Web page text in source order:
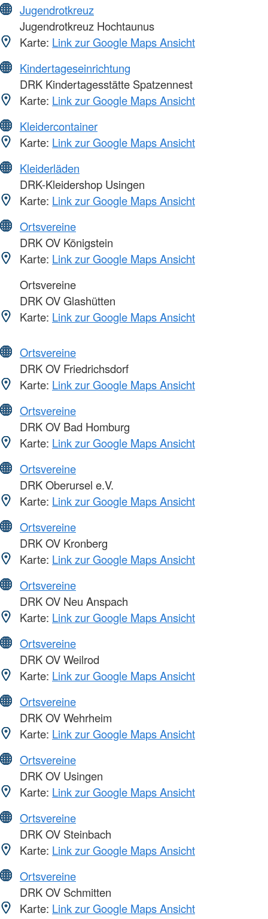
Jugendrotkreuz
Jugendrotkreuz Hochtaunus
Karte: Link zur Google Maps Ansicht
Kindertageseinrichtung
DRK Kindertagesstätte Spatzennest
Karte: Link zur Google Maps Ansicht
Kleidercontainer
Karte: Link zur Google Maps Ansicht
Kleiderläden
DRK-Kleidershop Usingen
Karte: Link zur Google Maps Ansicht
Ortsvereine
DRK OV Königstein
Karte: Link zur Google Maps Ansicht
Ortsvereine
DRK OV Glashütten
Karte: Link zur Google Maps Ansicht
Ortsvereine
DRK OV Friedrichsdorf
Karte: Link zur Google Maps Ansicht
Ortsvereine
DRK OV Bad Homburg
Karte: Link zur Google Maps Ansicht
Ortsvereine
DRK Oberursel e.V.
Karte: Link zur Google Maps Ansicht
Ortsvereine
DRK OV Kronberg
Karte: Link zur Google Maps Ansicht
Ortsvereine
DRK OV Neu Anspach
Karte: Link zur Google Maps Ansicht
Ortsvereine
DRK OV Weilrod
Karte: Link zur Google Maps Ansicht
Ortsvereine
DRK OV Wehrheim
Karte: Link zur Google Maps Ansicht
Ortsvereine
DRK OV Usingen
Karte: Link zur Google Maps Ansicht
Ortsvereine
DRK OV Steinbach
Karte: Link zur Google Maps Ansicht
Ortsvereine
DRK OV Schmitten
Karte: Link zur Google Maps Ansicht